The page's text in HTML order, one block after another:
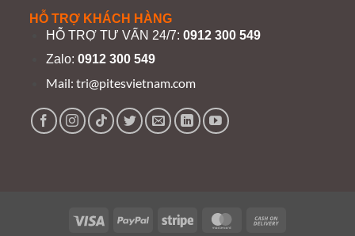
HỖ TRỢ KHÁCH HÀNG
HỖ TRỢ TƯ VẤN 24/7:0912 300 549
Zalo:0912 300 549
Mail:tri@pitesvietnam.com
Visa PayPal Stripe MasterCard